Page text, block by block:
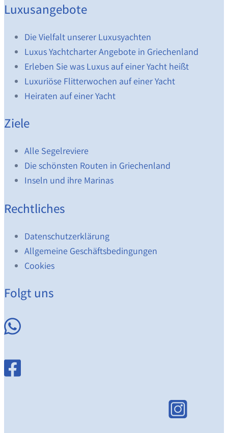
Luxusangebote
Die Vielfalt unserer Luxusyachten
Luxus Yachtcharter Angebote in Griechenland
Erleben Sie was Luxus auf einer Yacht heißt
Luxuriöse Flitterwochen auf einer Yacht
Heiraten auf einer Yacht
Ziele
Alle Segelreviere
Die schönsten Routen in Griechenland
Inseln und ihre Marinas
Rechtliches
Datenschutzerklärung
Allgemeine Geschäftsbedingungen
Cookies
Folgt uns